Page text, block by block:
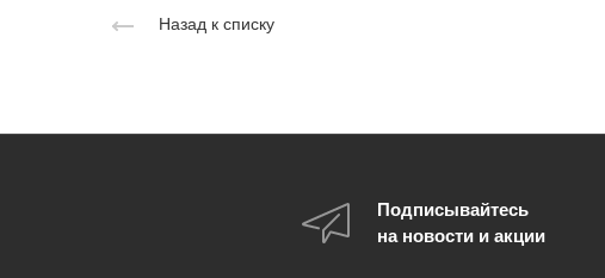
Назад к списку
Подписывайтесь
на новости и акции